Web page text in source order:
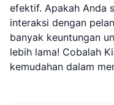
efektif. Apakah Anda
interaksi dengan
banyak keuntungan
lebih lama! Cobalah
kemudahan dalam